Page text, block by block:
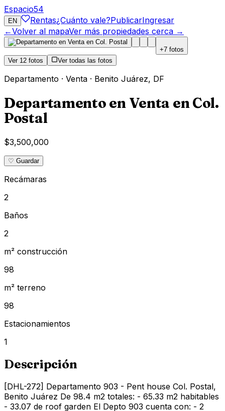
Espacio54
EN Rentas¿Cuánto vale?PublicarIngresar
←Volver al mapaVer más propiedades cerca →
+7 fotos
Ver 12 fotos Ver todas las fotos
Departamento · Venta · Benito Juárez, DF
Departamento en Venta en Col.
Postal
$3,500,000
♡ Guardar
Recámaras
2
Baños
2
m² construcción
98
m² terreno
98
Estacionamientos
1
Descripción
[DHL-272] Departamento 903 - Pent house Col. Postal,
Benito Juárez De 98.4 m2 totales: - 65.33 m2 habitables
- 33.07 de roof garden El Depto 903 cuenta con: - 2